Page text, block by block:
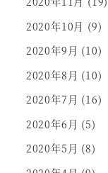
2020年10月 (9)
2020年9月 (10)
2020年8月 (10)
2020年7月 (16)
2020年6月 (5)
2020年5月 (8)